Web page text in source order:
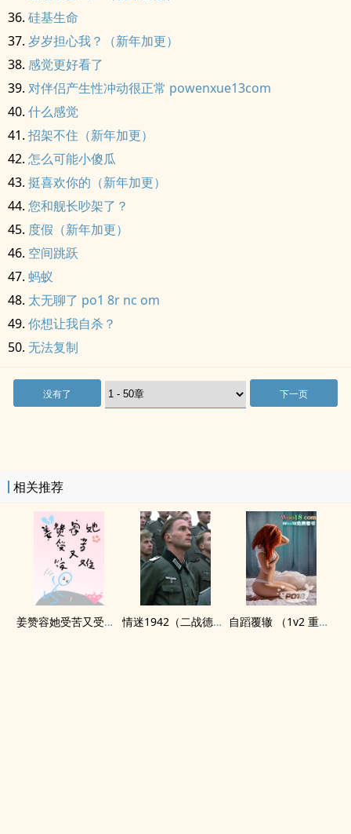
硅基生命
岁岁担心我？（新年加更）
感觉更好看了
对伴侣产生性冲动很正常 powenxue13com
什么感觉
招架不住（新年加更）
怎么可能小傻瓜
挺喜欢你的（新年加更）
您和舰长吵架了？
度假（新年加更）
空间跳跃
蚂蚁
太无聊了 po1 8r nc om
你想让我自杀？
无法复制
没有了 下一页
相关推荐
姜赞容她受苦又受难（NPH） 情迷1942（二战德国） 自蹈覆辙 （1v2 重生）